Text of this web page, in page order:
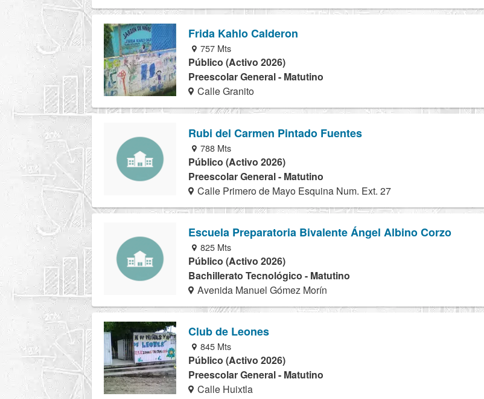
Frida Kahlo Calderon
757 Mts
Público (Activo 2026)
Preescolar General - Matutino
Calle Granito
Rubi del Carmen Pintado Fuentes
788 Mts
Público (Activo 2026)
Preescolar General - Matutino
Calle Primero de Mayo Esquina Num. Ext. 27
Escuela Preparatoria Bivalente Ángel Albino Corzo
825 Mts
Público (Activo 2026)
Bachillerato Tecnológico - Matutino
Avenida Manuel Gómez Morín
Club de Leones
845 Mts
Público (Activo 2026)
Preescolar General - Matutino
Calle Huixtla